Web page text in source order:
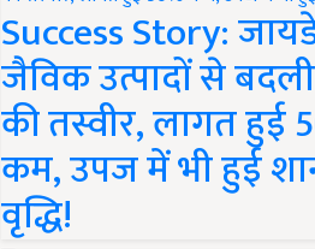
Success Story:
जैविक उत्पादों से
की तस्वीर, लागत हुई
कम, उपज में भी हुई
वृद्धि!